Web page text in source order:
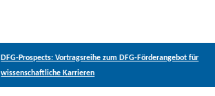
DFG-Prospects: Vortragsreihe zum DFG-Förderangebot für
wissenschaftliche Karrieren